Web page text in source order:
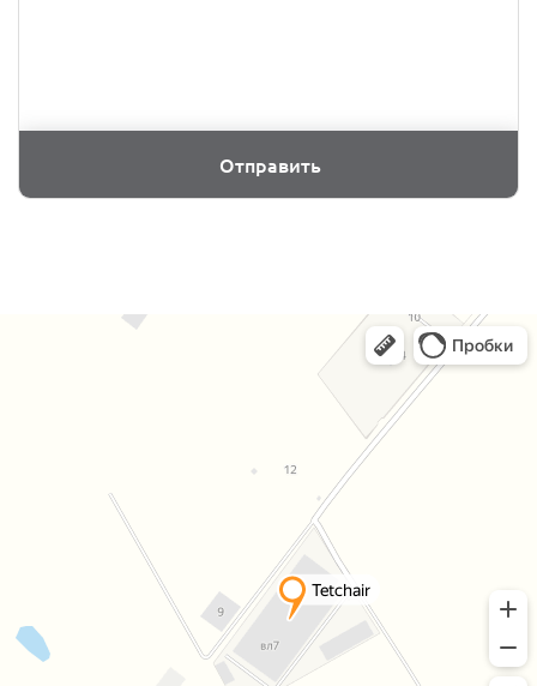
Отправить